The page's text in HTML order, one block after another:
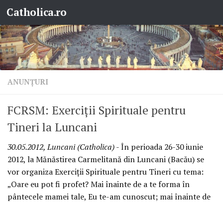
Skip to content
Catholica.ro
ANUNŢURI
FCRSM: Exerciţii Spirituale pentru
Tineri la Luncani
30.05.2012, Luncani (Catholica)- În perioada 26-30 iunie
2012, la Mănăstirea Carmelitană din Luncani (Bacău) se
vor organiza Exerciţii Spirituale pentru Tineri cu tema:
„Oare eu pot fi profet? Mai înainte de a te forma în
pântecele mamei tale, Eu te-am cunoscut; mai înainte de